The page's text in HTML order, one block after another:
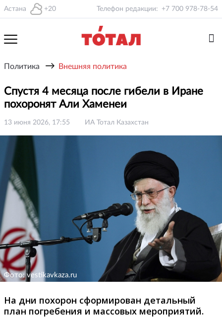
Астана +20 Телефон редакции: +7 700 978-78-54
Политика → Внешняя политика
Спустя 4 месяца после гибели в Иране
похоронят Али Хаменеи
13 июня 2026, 17:55 ИА Тотал Казахстан
Фото: vestikavkaza.ru
На дни похорон сформирован детальный
план погребения и массовых мероприятий.